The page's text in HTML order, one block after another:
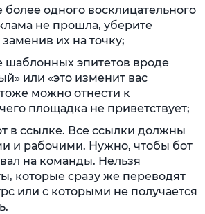
более одного восклицательного
не прошла, уберите
их на точку;
шаблонных эпитетов вроде
или «это изменит вас
тоже можно отнести к
площадка не приветствует;
в ссылке. Все ссылки должны
и рабочими. Нужно, чтобы бот
на команды. Нельзя
которые сразу же переводят
или с которыми не получается